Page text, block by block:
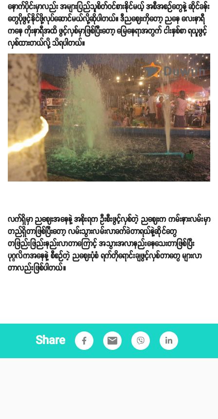
နောက်ပိုင်းမှာလည်း အများပြည်သူစိတ်ဝင်စားနိုင်မယ့် အစီအစဉ်တွေနဲ့ ဆိုင်ခန်း
တွေပိုဖွင့်နိုင်ဖို့လုပ်ဆောင်မယ်လို့ဆိုပါတယ်။ ဒီညဈေးကိုတော့ ညနေ လေးနာရီ
ကနေ ကိုးနာရီအထိ ဖွင့်လှစ်မှာဖြစ်ပြီးတော့ မြေနေရာအတွက် ငါးနှစ်စာ ရယူဖွင့်
လှစ်ထားတယ်လို့ သိရပါတယ်။
လက်ရှိမှာ ညဈေးအနေနဲ့ အစိုးရက ဦးစီးဖွင့်လှစ်တဲ့ ညဈေးက ကမ်းနားလမ်းမှာ
တည်ရှိတာဖြစ်ပြီးတော့ လမ်းသွားလမ်းလာခက်ခဲတာရယ်နဲ့ဆိုင်တွေ
တဖြည်းဖြည်းနည်းလာတာကြောင့် အသွားအလာနည်းနေသေးတာဖြစ်ပြီး
ပုဂ္ဂလိကအနေနဲ့ စီစဉ်တဲ့ ညဈေးပုံစံ ရက်တိုရောင်းချဖွင့်လှစ်တာတွေ များလာ
တာလည်းဖြစ်ပါတယ်။
Share email